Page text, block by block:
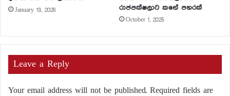
January 13, 2026
රාජපක්ෂලාට කනේ පහරක්
October 1, 2025
Leave a Reply
Your email address will not be published. Required fields are